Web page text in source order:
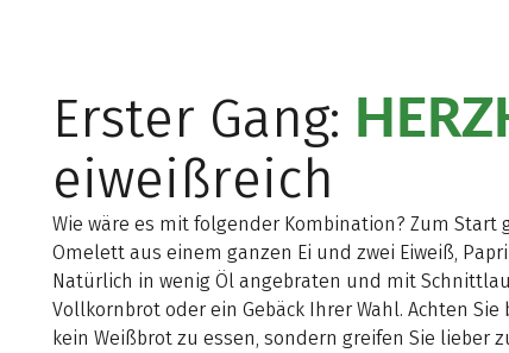
Erster Gang:
eiweißreich
Wie wäre es mit folgender Kombination? Zum Start
Omelett aus einem ganzen Ei und zwei Eiweiß,
Natürlich in wenig Öl angebraten und mit
Vollkornbrot oder ein Gebäck Ihrer Wahl. Achten
kein Weißbrot zu essen, sondern greifen Sie lieber